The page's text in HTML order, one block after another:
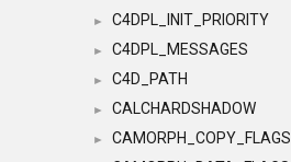
► C4DPL_INIT_PRIORITY
► C4DPL_MESSAGES
► C4D_PATH
► CALCHARDSHADOW
►
CAMORPH_COPY_FLAGS